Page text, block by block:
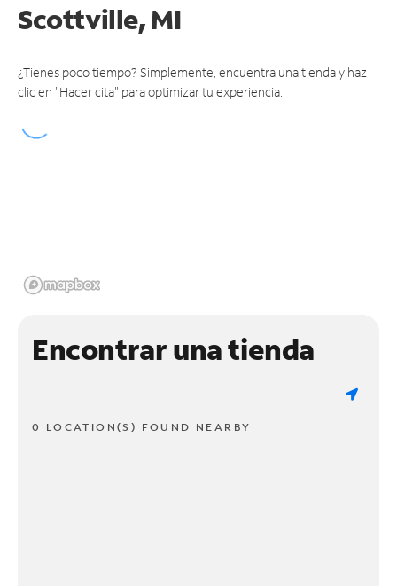
Scottville, MI
¿Tienes poco tiempo? Simplemente, encuentra una tienda y haz
clic en "Hacer cita" para optimizar tu experiencia.
Encontrar una tienda
0 LOCATION(S) FOUND NEARBY